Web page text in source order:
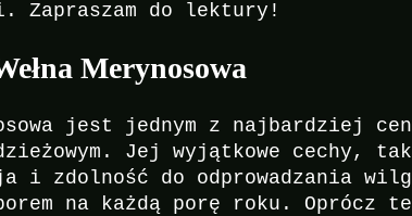
Zapraszam do lektury!
Merynosowa
jest jednym z najbardziej
Jej wyjątkowe cechy,
i zdolność do odprowadzania
na każdą porę roku. Oprócz